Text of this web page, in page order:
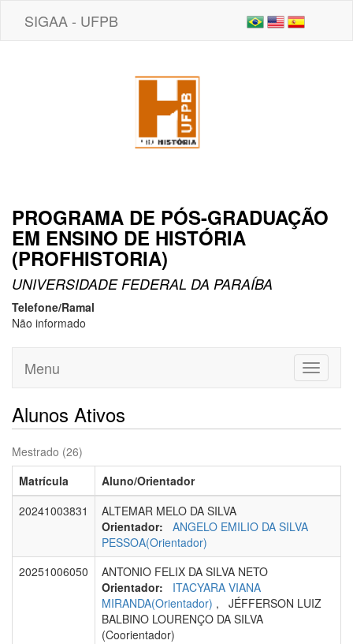
SIGAA - UFPB
PROGRAMA DE PÓS-GRADUAÇÃO
EM ENSINO DE HISTÓRIA
(PROFHISTORIA)
UNIVERSIDADE FEDERAL DA PARAÍBA
Telefone/Ramal
Não informado
Toggle
Menu
Alunos Ativos
Mestrado (26)
Matrícula
Aluno/Orientador
20241003831
ALTEMAR MELO DA SILVA
Orientador:
ANGELO EMILIO DA SILVA
PESSOA(Orientador)
20251006050
ANTONIO FELIX DA SILVA NETO
Orientador:
ITACYARA VIANA
MIRANDA(Orientador) , JÉFFERSON LUIZ
BALBINO LOURENÇO DA SILVA
(Coorientador)